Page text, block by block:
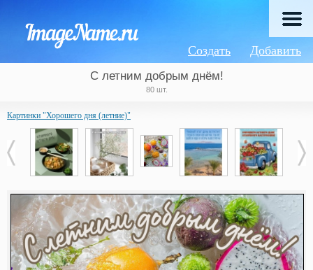
Добавить
Создать
С летним добрым днём!
80 шт.
Картинки "Хорошего дня (летние)"